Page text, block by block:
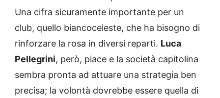
Una cifra sicuramente importante per un
club, quello biancoceleste, che ha bisogno di
rinforzare la rosa in diversi reparti. Luca
Pellegrini, però, piace e la società capitolina
sembra pronta ad attuare una strategia ben
precisa; la volontà dovrebbe essere quella di